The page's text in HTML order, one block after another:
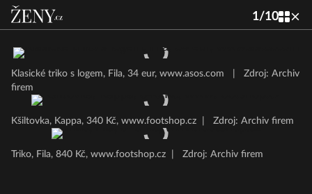
1/10
Klasické triko s logem, Fila, 34 eur, www.asos.com
Zdroj: Archiv
firem
Kšiltovka, Kappa, 340 Kč, www.footshop.cz Zdroj: Archiv firem
Triko, Fila, 840 Kč, www.footshop.cz Zdroj: Archiv firem